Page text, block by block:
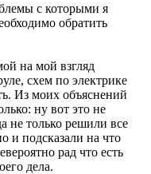
с которыми я
обратить
на мой взгляд
схем по электрике
Из моих объяснений
ну вот это не
не только решили все
и подсказали на что
рад что есть
дела.